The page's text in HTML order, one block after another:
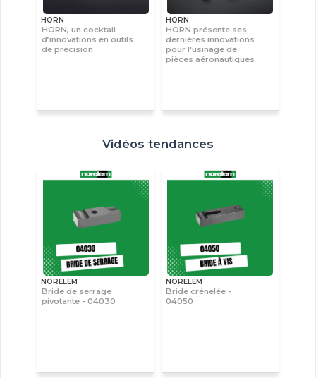
HORN
HORN, un cocktail
d’innovations en outils
de précision
HORN
HORN présente ses
dernières innovations
pour l'usinage de
pièces aéronautiques
Vidéos tendances
NORELEM
Bride de serrage
pivotante - 04030
NORELEM
Bride crénelée -
04050